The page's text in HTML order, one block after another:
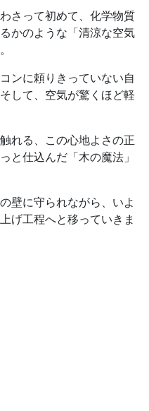
さって初めて、化学物質
かのような「清涼な空気
ンに頼りきっていない自
して、空気が驚くほど軽
れる、この心地よさの正
と仕込んだ「木の魔法」
壁に守られながら、いよ
げ工程へと移っていきま